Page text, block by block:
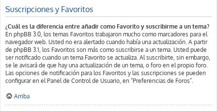
Suscripciones y Favoritos
¿Cuál es la diferencia entre añadir como Favorito y suscribirme a un tema?
En phpBB 3.0, los temas Favoritos trabajaron mucho como marcadores para el
navegador web. Usted no era alertado cuando había una actualización. A partir
de phpBB 3.1, los Favoritos son más como suscribirse a un tema. Usted puede
ser notificado cuando un tema Favorito se actualiza. Al suscribirte, sin embargo,
se le avisará de que hay una actualización de un tema, o foro en el propio foro.
Las opciones de notificación para los Favoritos y las suscripciones se pueden
configurar en el Panel de Control de Usuario, en "Preferencias de Foros".
Arriba